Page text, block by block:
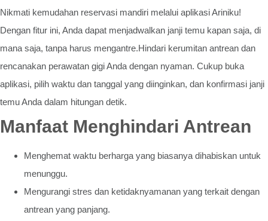
Nikmati kemudahan reservasi mandiri melalui aplikasi Ariniku!
Dengan fitur ini, Anda dapat menjadwalkan janji temu kapan saja, di
mana saja, tanpa harus mengantre.Hindari kerumitan antrean dan
rencanakan perawatan gigi Anda dengan nyaman. Cukup buka
aplikasi, pilih waktu dan tanggal yang diinginkan, dan konfirmasi janji
temu Anda dalam hitungan detik.
Manfaat Menghindari Antrean
Menghemat waktu berharga yang biasanya dihabiskan untuk
menunggu.
Mengurangi stres dan ketidaknyamanan yang terkait dengan
antrean yang panjang.